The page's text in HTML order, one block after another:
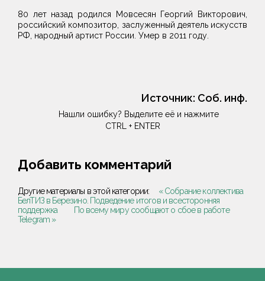
80 лет назад родился Мовсесян Георгий Викторович,
российский композитор, заслуженный деятель искусств
РФ, народный артист России. Умер в 2011 году.
Источник: Соб. инф.
Нашли ошибку? Выделите её и нажмите
CTRL + ENTER
Добавить комментарий
Другие материалы в этой категории:
« Собрание коллектива
БелТИЗ в Березино. Подведение итогов и всесторонняя
поддержка
По всему миру сообщают о сбое в работе
Telegram »